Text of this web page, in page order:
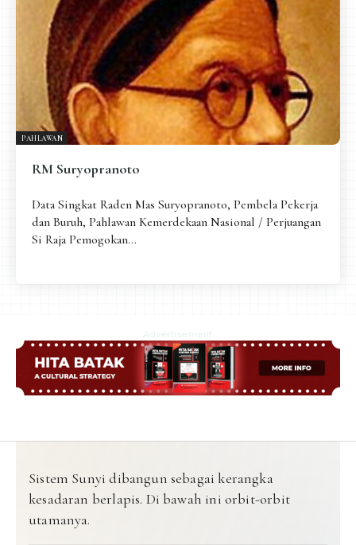
Metafisik-Naratif Penutup
JENIS TULISAN
ESAI RESONANSI FRAKTAL INFOGRAFIK
DIALEKTIKA SUNYI PEMBACAAN SUNYI
JEJAK SUNYI DI LUAR JEJAK SUNYI DALAM MUSIK
EXTREME DISTORTION
PAHLAWAN
RM Suryopranoto
Data Singkat Raden Mas Suryopranoto, Pembela Pekerja
dan Buruh, Pahlawan Kemerdekaan Nasional / Perjuangan
Si Raja Pemogokan...
Advertisement
Sistem Sunyi dibangun sebagai kerangka
kesadaran berlapis. Di bawah ini orbit-orbit
utamanya.